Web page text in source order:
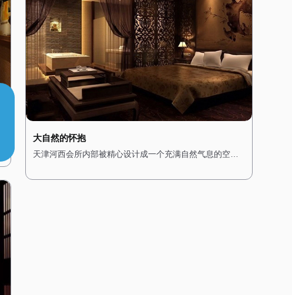
计简约而精致，采用传统的日式风格，搭配竹编的装饰和
榻榻米，让人在享受桑拿的同时，也能感受到禅意的宁
静。水疗区域则配备了舒适的按摩床和私人浴缸，每个房
间都经过精心布置，搭配柔软的棉麻布艺，营造出一种温
馨而舒适的感觉。 在这里，每一次呼吸都是一种修行，每
一次放松都是一次心灵的洗礼。
大自然的怀抱
天津河西会所内部被精心设计成一个充满自然气息的空
嚣。 墙壁上挂着森林主题的画作，搭配柔和的灯光，营造